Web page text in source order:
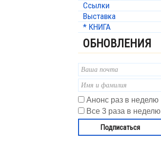
Ссылки
Выставка
* КНИГА
ОБНОВЛЕНИЯ
Анонс раз в неделю
Все 3 раза в неделю